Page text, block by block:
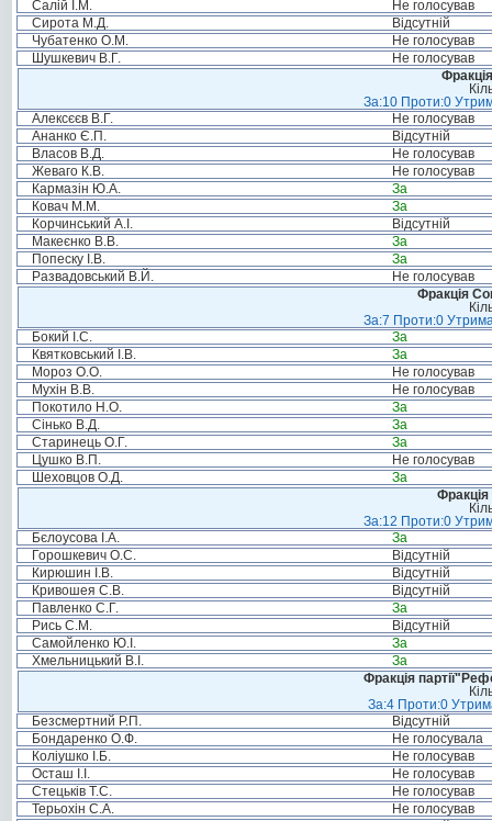
Салій І.М.
Не голосував
Сирота М.Д.
Відсутній
Чубатенко О.М.
Не голосував
Шушкевич В.Г.
Не голосував
За:10 Проти:0
Алексєєв В.Г.
Не голосував
Ананко Є.П.
Відсутній
Власов В.Д.
Не голосував
Жеваго К.В.
Не голосував
Кармазін Ю.А.
За
Ковач М.М.
За
Корчинський А.І.
Відсутній
Макеєнко В.В.
За
Попеску І.В.
За
Развадовський В.Й.
Не голосував
Фракція
За:7 Проти:0
Бокий І.С.
За
Квятковський І.В.
За
Мороз О.О.
Не голосував
Мухін В.В.
Не голосував
Покотило Н.О.
За
Сінько В.Д.
За
Старинець О.Г.
За
Цушко В.П.
Не голосував
Шеховцов О.Д.
За
Фракція
За:12 Проти:0
Бєлоусова І.А.
За
Горошкевич О.С.
Відсутній
Кирюшин І.В.
Відсутній
Кривошея С.В.
Відсутній
Павленко С.Г.
За
Рись С.М.
Відсутній
Самойленко Ю.І.
За
Хмельницький В.І.
За
Фракція
За:4 Проти:0
Безсмертний Р.П.
Відсутній
Бондаренко О.Ф.
Не голосувала
Коліушко І.Б.
Не голосував
Осташ І.І.
Не голосував
Стецьків Т.С.
Не голосував
Терьохін С.А.
Не голосував